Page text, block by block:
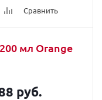
Сравнить
мл Orange
руб.